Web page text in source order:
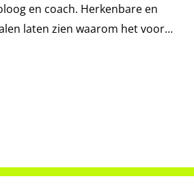
en coach. Herkenbare en
laten zien waarom het voor